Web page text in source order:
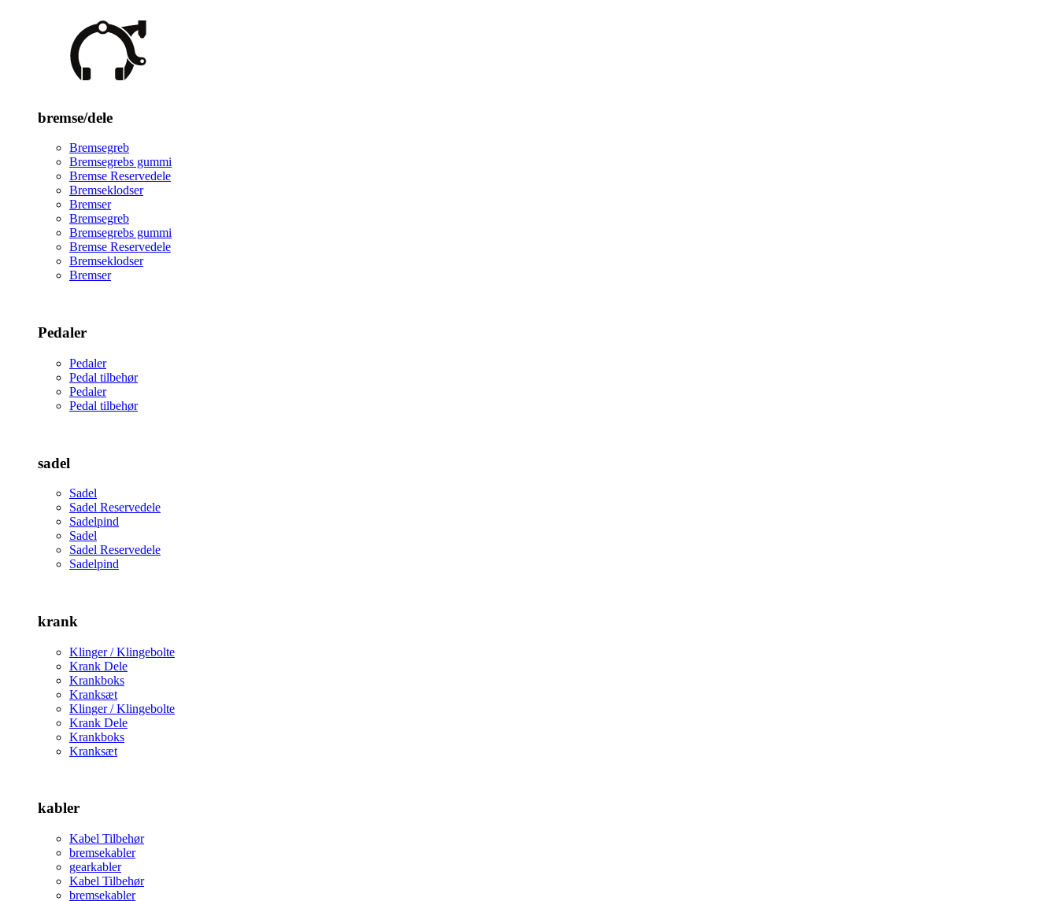
bremse/dele
Bremsegreb
Bremsegrebs gummi
Bremse Reservedele
Bremseklodser
Bremser
Bremsegreb
Bremsegrebs gummi
Bremse Reservedele
Bremseklodser
Bremser
Pedaler
Pedaler
Pedal tilbehør
Pedaler
Pedal tilbehør
sadel
Sadel
Sadel Reservedele
Sadelpind
Sadel
Sadel Reservedele
Sadelpind
krank
Klinger / Klingebolte
Krank Dele
Krankboks
Kranksæt
Klinger / Klingebolte
Krank Dele
Krankboks
Kranksæt
kabler
Kabel Tilbehør
bremsekabler
gearkabler
Kabel Tilbehør
bremsekabler